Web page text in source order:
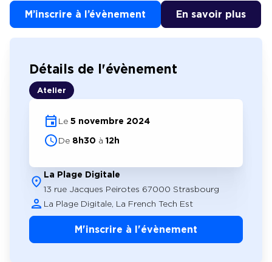
M’inscrire à l’évènement En savoir plus
Détails de l'évènement
Atelier
Le 5 novembre 2024
De 8h30 à 12h
La Plage Digitale
13 rue Jacques Peirotes 67000 Strasbourg
La Plage Digitale, La French Tech Est
M'inscrire à l'évènement